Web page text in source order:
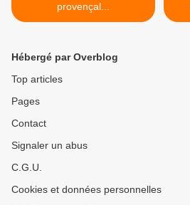
provençal...
Hébergé par Overblog
Top articles
Pages
Contact
Signaler un abus
C.G.U.
Cookies et données personnelles